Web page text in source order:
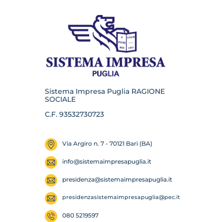
Sistema Impresa Puglia RAGIONE
SOCIALE
C.F. 93532730723
Via Argiro n. 7 - 70121 Bari (BA)
info@sistemaimpresapuglia.it
presidenza@sistemaimpresapuglia.it
presidenzasistemaimpresapuglia@pec.it
080 5219597